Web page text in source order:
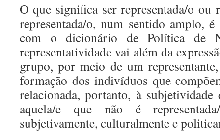
O que significa ser representada/o ou
representada/o, num sentido amplo,
com o dicionário de Política de
representatividade vai além da
grupo, por meio de um
formação dos indivíduos que
relacionada, portanto, à
aquela/e que não é
subjetivamente, culturalmente e